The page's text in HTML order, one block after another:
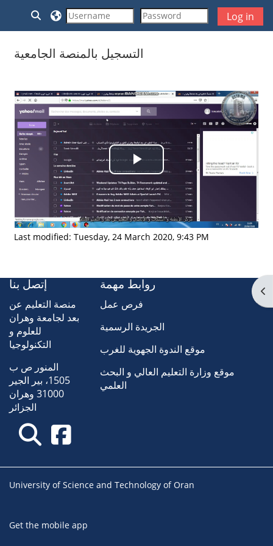
Skip to main content
Toggle search input
Log in
التسجيل بالمنصة الجامعية
Play
Video
Last modified: Tuesday, 24 March 2020, 9:43 PM
إتصل بنا
منصة التعليم عن
بعد لجامعة وهران
للعلوم و
التكنولوجيا
المنور ص ب
1505، بير الجير
31000 وهران
الجزائر
روابط مهمة
فرص عمل
الجريدة الرسمية
موقع الندوة الجهوية للغرب
موقع وزارة التعليم العالي و البحث
العلمي
University of Science and Technology of Oran
Get the mobile app